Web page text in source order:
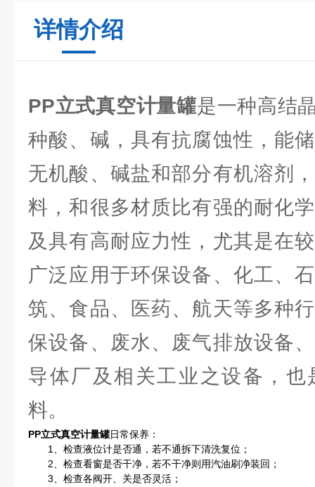
详情介绍
PP立式真空计量罐是一种高结
种酸、碱，具有抗腐蚀性，能
无机酸、碱盐和部分有机溶剂
料，和很多材质比有强的耐化
及具有高耐应力性，尤其是在
广泛应用于环保设备、化工、
筑、食品、医药、航天等多种
保设备、废水、废气排放设备
导体厂及相关工业之设备，
料。
PP立式真空计量罐日常保养：
1、检查液位计是否通，若不通拆下清洗复位；
2、检查看窗是否干净，若不干净则用汽油刷净装回；
3、检查各阀开、关是否灵活；